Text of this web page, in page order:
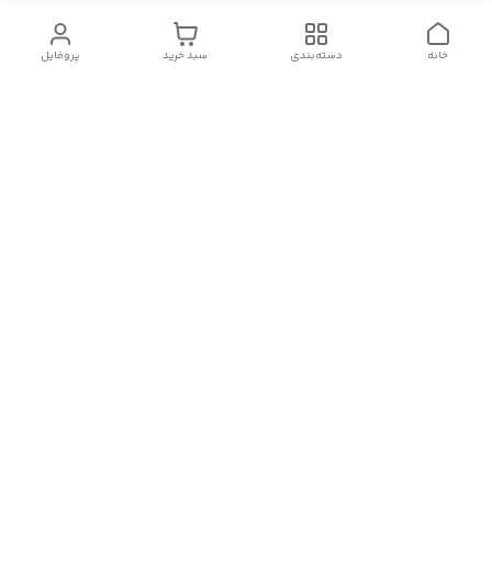
پروفایل سبد خرید دسته‌بندی خانه